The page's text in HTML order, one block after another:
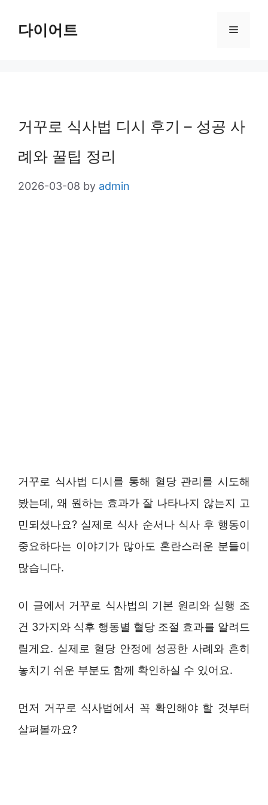
다이어트 Menu
거꾸로 식사법 디시 후기 – 성공 사
례와 꿀팁 정리
2026-03-08 by admin
거꾸로 식사법 디시를 통해 혈당 관리를 시도해
봤는데, 왜 원하는 효과가 잘 나타나지 않는지 고
민되셨나요? 실제로 식사 순서나 식사 후 행동이
중요하다는 이야기가 많아도 혼란스러운 분들이
많습니다.
이 글에서 거꾸로 식사법의 기본 원리와 실행 조
건 3가지와 식후 행동별 혈당 조절 효과를 알려드
릴게요. 실제로 혈당 안정에 성공한 사례와 흔히
놓치기 쉬운 부분도 함께 확인하실 수 있어요.
먼저 거꾸로 식사법에서 꼭 확인해야 할 것부터
살펴볼까요?